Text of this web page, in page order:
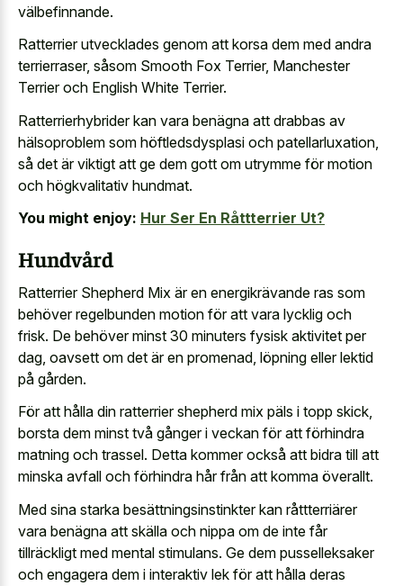
välbefinnande.
Ratterrier utvecklades genom att korsa dem med andra
terrierraser, såsom Smooth Fox Terrier, Manchester
Terrier och English White Terrier.
Ratterrierhybrider kan vara benägna att drabbas av
hälsoproblem som höftledsdysplasi och patellarluxation,
så det är viktigt att ge dem gott om utrymme för motion
och högkvalitativ hundmat.
You might enjoy: Hur Ser En Råttterrier Ut?
Hundvård
Ratterrier Shepherd Mix är en energikrävande ras som
behöver regelbunden motion för att vara lycklig och
frisk. De behöver minst 30 minuters fysisk aktivitet per
dag, oavsett om det är en promenad, löpning eller lektid
på gården.
För att hålla din ratterrier shepherd mix päls i topp skick,
borsta dem minst två gånger i veckan för att förhindra
matning och trassel. Detta kommer också att bidra till att
minska avfall och förhindra hår från att komma överallt.
Med sina starka besättningsinstinkter kan råttterriärer
vara benägna att skälla och nippa om de inte får
tillräckligt med mental stimulans. Ge dem pusselleksaker
och engagera dem i interaktiv lek för att hålla deras